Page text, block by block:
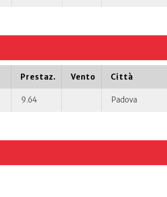
Prestaz. Vento Città
9.64 Padova